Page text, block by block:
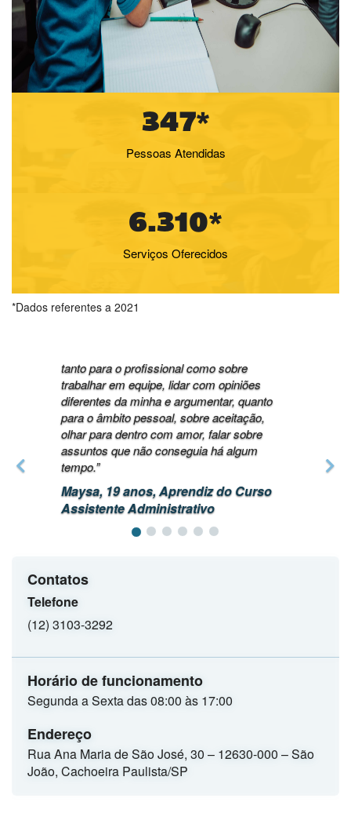
347*
Pessoas Atendidas
6.310*
Serviços Oferecidos
*Dados referentes a 2021
tanto para o profissional como sobre
trabalhar em equipe, lidar com opiniões
diferentes da minha e argumentar, quanto
para o âmbito pessoal, sobre aceitação,
olhar para dentro com amor, falar sobre
assuntos que não conseguia há algum
tempo.”
Maysa, 19 anos, Aprendiz do Curso
Assistente Administrativo
Contatos
Telefone
(12) 3103-3292
Horário de funcionamento
Segunda a Sexta das 08:00 às 17:00
Endereço
Rua Ana Maria de São José, 30 – 12630-000 – São
João, Cachoeira Paulista/SP